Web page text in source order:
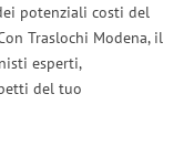
potenziali costi del
Traslochi Modena, il
esperti,
del tuo